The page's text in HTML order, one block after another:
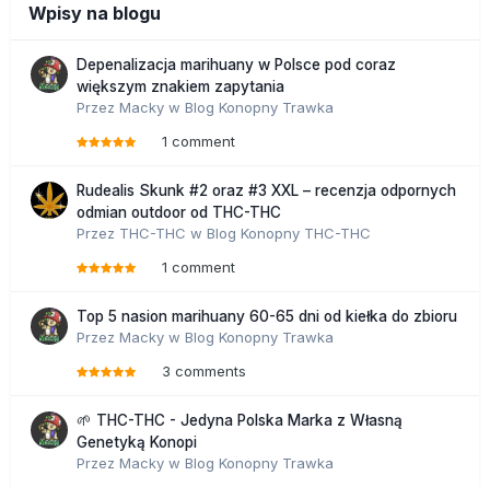
Wpisy na blogu
Depenalizacja marihuany w Polsce pod coraz
większym znakiem zapytania
Przez Macky w Blog Konopny Trawka
1 comment
Rudealis Skunk #2 oraz #3 XXL – recenzja odpornych
odmian outdoor od THC-THC
Przez THC-THC w Blog Konopny THC-THC
1 comment
Top 5 nasion marihuany 60-65 dni od kiełka do zbioru
Przez Macky w Blog Konopny Trawka
3 comments
🌱 THC-THC - Jedyna Polska Marka z Własną
Genetyką Konopi
Przez Macky w Blog Konopny Trawka